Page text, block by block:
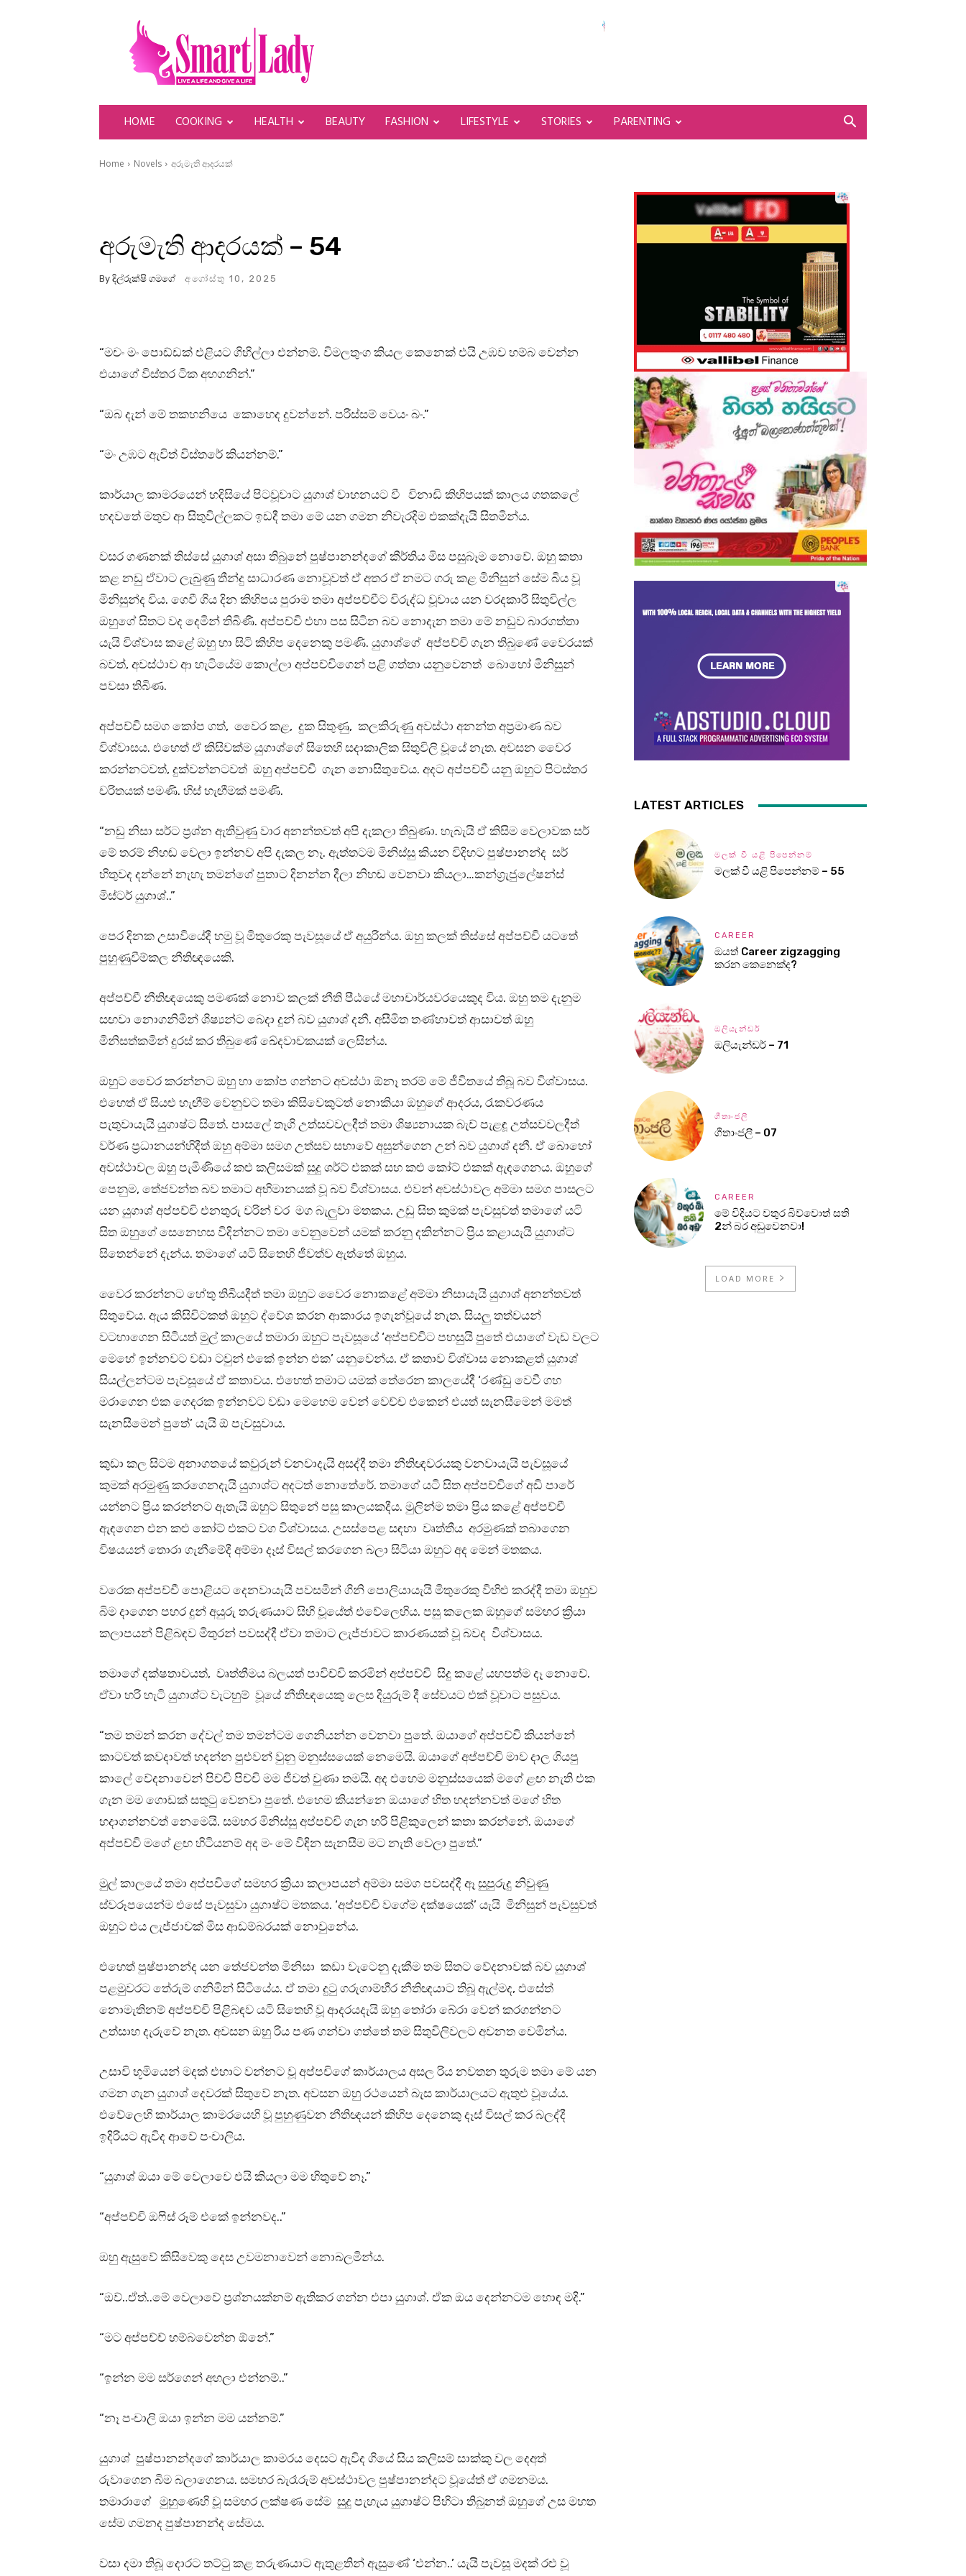
SmartLady
HOME COOKING HEALTH BEAUTY FASHION LIFESTYLE STORIES PARENTING
Home Novels අරුමැති ආදරයක්
අරුමැති ආදරයක් – 54
By දිල්රුක්ෂි ගමගේ අගෝස්තු 10, 2025
“මචං මං පොඩ්ඩක් එළියට ගිහිල්ලා එන්නම්. විමලතුංග කියල කෙනෙක් එයි උඹව හම්බ වෙන්න
එයාගේ විස්තර ටික අහගනින්.”
“ඔබ දැන් මේ තකහනියෙ කොහෙද දුවන්නේ. පරිස්සම් වෙයං බං.”
“මං උඹට ඇවිත් විස්තරේ කියන්නම්.”
කාර්යාල කාමරයෙන් හදිසියේ පිටවූවාට යුගාශ් වාහනයට වී විනාඩි කිහිපයක් කාලය ගතකලේ
හදවතේ මතුව ආ සිතුවිල්ලකට ඉඩදී තමා මේ යන ගමන නිවැරදිම එකක්දැයි සිතමින්ය.
වසර ගණනක් තිස්සේ යුගාශ් අසා තිබුනේ පුෂ්පානන්දගේ කීර්තිය මිස පසුබෑම නොවේ. ඔහු කතා
කළ නඩු ඒවාට ලැබුණු තීන්දු සාධාරණ නොවූවත් ඒ අතර ඒ නමට ගරු කළ මිනිසුන් සේම බිය වූ
මිනිසුන්ද විය. ගෙවී ගිය දින කිහිපය පුරාම තමා අප්පච්චීට විරුද්ධ වූවාය යන වරදකාරී සිතුවිල්ල
ඔහුගේ සිතට වද දෙමින් තිබිණි. අප්පච්චි එහා පස සිටින බව නොදැන තමා මේ නඩුව බාරගත්තා
යැයි විශ්වාස කළේ ඔහු හා සිටි කිහිප දෙනෙකු පමණි. යුගාශ්ගේ අප්පච්චි ගැන තිබුණේ වෛරයක්
බවත්, අවස්ථාව ආ හැටියේම කොල්ලා අප්පච්චිගෙන් පළි ගත්තා යනුවෙනත් බොහෝ මිනිසුන්
පවසා තිබිණ.
අප්පච්චි සමග කෝප ගත්, වෛර කළ, දුක සිතුණු, කලකිරුණු අවස්ථා අනන්ත අප්‍රමාණ බව
විශ්වාසය. එහෙත් ඒ කිසිවක්ම යුගාශ්ගේ සිතෙහි සදාකාලික සිතුවිලි වූයේ නැත. අවසන වෛර
කරන්නටවත්, දුක්වන්නටවත් ඔහු අප්පච්චී ගැන නොසිතුවේය. අදට අප්පච්චී යනු ඔහුට පිටස්තර
චරිතයක් පමණි. හිස් හැඟීමක් පමණි.
“නඩු නිසා සර්ට ප්‍රශ්න ඇතිවුණු වාර අනන්තවත් අපි දැකලා තිබුණා. හැබැයි ඒ කිසිම වෙලාවක සර්
මේ තරම් නිහඬ වෙලා ඉන්නව අපි දැකල නෑ. ඇත්තටම මිනිස්සු කියන විදිහට පුෂ්පානන්ද සර්
හිතුවද දන්නේ නැහැ තමන්ගේ පුතාට දිනන්න දීලා නිහඬ වෙනවා කියලා…කන්ග්‍රැජුලේෂන්ස්
මිස්ටර් යුගාශ්..”
පෙර දිනක උසාවියේදී හමු වූ මිතුරෙකු පැවසූයේ ඒ අයුරින්ය. ඔහු කලක් තිස්සේ අප්පච්චි යටතේ
පුහුණුවීම්කල නීතිඥයෙකි.
අප්පච්චී නීතිඥයෙකු පමණක් නොව කලක් නීති පීඨයේ මහාචාර්යවරයෙකුද විය. ඔහු තම දැනුම
සඟවා නොගනිමින් ශිෂ්‍යන්ට බෙදා දුන් බව යුගාශ් දනී. අසීමිත තණ්හාවත් ආසාවත් ඔහු
මිනිසත්කමින් දුරස් කර තිබුණේ ඛේදවාචකයක් ලෙසින්ය.
ඔහුට වෛර කරන්නට ඔහු හා කෝප ගන්නට අවස්ථා ඕනෑ තරම් මේ ජීවිතයේ තිබූ බව විශ්වාසය.
එහෙත් ඒ සියළු හැඟීම් වෙනුවට තමා කිසිවෙකුටත් නොකියා ඔහුගේ ආදරය, රැකවරණය
පැතුවායැයි යුගාෂ්ට සිතේ. පාසලේ තෑගි උත්සවවලදීත් තමා ශිෂ්‍යනායක බැච් පැළඳූ උත්සවවලදීත්
වර්ණ ප්‍රධානයන්හිදීත් ඔහු අම්මා සමග උත්සව සභාවේ අසුන්ගෙන උන් බව යුගාශ් දනී. ඒ බොහෝ
අවස්ථාවල ඔහු පැමිණියේ කළු කලිසමක් සුදු ශර්ට් එකක් සහ කළු කෝට් එකක් ඇඳගෙනය. ඔහුගේ
පෙනුම, තේජවන්ත බව තමාට අභිමානයක් වූ බව විශ්වාසය. එවන් අවස්ථාවල අම්මා සමග පාසලට
යන යුගාශ් අප්පච්චි එනතුරු වරින් වර මග බැලුවා මතකය. උඩු සිත කුමක් පැවසුවත් තමාගේ යටි
සිත ඔහුගේ සෙනෙහස විදින්නට තමා වෙනුවෙන් යමක් කරනු දකින්නට ප්‍රිය කළායැයි යුගාශ්ට
සිතෙන්නේ දැන්ය. තමාගේ යටි සිතෙහි ජීවත්ව ඇත්තේ ඔහුය.
වෛර කරන්නට හේතු තිබියදීත් තමා ඔහුට වෛර නොකළේ අම්මා නිසායැයි යුගාශ් අනන්තවත්
සිතුවේය. ඇය කිසිවිටකත් ඔහුට ද්වේශ කරන ආකාරය ඉගැන්වූයේ නැත. සියලු තත්වයන්
වටහාගෙන සිටියත් මුල් කාලයේ තමාරා ඔහුට පැවසූයේ ‘අප්පච්චිට පහසුයි පුතේ එයාගේ වැඩ වලට
මෙහේ ඉන්නවට වඩා ටවුන් එකේ ඉන්න එක’ යනුවෙන්ය. ඒ කතාව විශ්වාස නොකළත් යුගාශ්
සියල්ලන්ටම පැවසූයේ ඒ කතාවය. එහෙත් තමාට යමක් තේරෙන කාලයේදී ‘රණ්ඩු වෙවී ගහ
මරාගෙන එක ගෙදරක ඉන්නවට වඩා මෙහෙම වෙන් වෙච්ච එකෙන් එයත් සැනසීමෙන් මමත්
සැනසීමෙන් පුතේ’ යැයි ඕ පැවසුවාය.
කුඩා කල සිටම අනාගතයේ කවුරුන් වනවාදැයි අසද්දී තමා නීතිඥවරයකු වනවායැයි පැවසූයේ
කුමක් අරමුණු කරගෙනදැයි යුගාශ්ට අදටත් නොතේරේ. තමාගේ යටි සිත අප්පච්චිගේ අඩි පාරේ
යන්නට ප්‍රිය කරන්නට ඇතැයි ඔහුට සිතුනේ පසු කාලයකදීය. මුලින්ම තමා ප්‍රිය කළේ අප්පච්චී
ඇඳගෙන එන කළු කෝට් එකට වග විශ්වාසය. උසස්පෙළ සඳහා වෘත්තීය අරමුණක් තබාගෙන
විෂයයන් තොරා ගැනීමේදී අම්මා දෑස් විසල් කරගෙන බලා සිටියා ඔහුට අද මෙන් මතකය.
වරෙක අප්පච්චී පොළියට දෙනවායැයි පවසමින් ගිනි පොලියායැයි මිතුරෙකු විහිළු කරද්දී තමා ඔහුව
බිම දාගෙන පහර දුන් අයුරු තරුණයාට සිහි වූයේත් එවේලෙහිය. පසු කලෙක ඔහුගේ සමහර ක්‍රියා
කලාපයන් පිළිබඳව මිතුරන් පවසද්දී ඒවා තමාට ලැජ්ජාවට කාරණයක් වූ බවද විශ්වාසය.
තමාගේ දක්ෂතාවයත්, වෘත්තීමය බලයත් පාවිච්චි කරමින් අප්පච්චී සිදු කළේ යහපත්ම දෑ නොවේ.
ඒවා හරි හැටි යුගාශ්ට වැටහුම් වූයේ නීතිඥයෙකු ලෙස දියුරුම් දී සේවයට එක් වූවාට පසුවය.
“තම තමන් කරන දේවල් තම තමන්ටම ගෙනියන්න වෙනවා පුතේ. ඔයාගේ අප්පච්චි කියන්නේ
කාටවත් කවදාවත් හදන්න පුළුවන් වුනු මනුස්සයෙක් නෙමෙයි. ඔයාගේ අප්පච්චි මාව දාල ගියපු
කාලේ වේදනාවෙන් පිච්චි පිච්චි මම ජීවත් වුණා තමයි. අද එහෙම මනුස්සයෙක් මගේ ළඟ නැති එක
ගැන මම ගොඩක් සතුටු වෙනවා පුතේ. එහෙම කියන්නෙ ඔයාගේ හිත හදන්නවත් මගේ හිත
හදාගන්නවත් නෙමෙයි. සමහර මිනිස්සු අප්පච්චි ගැන හරි පිළිකුලෙන් කතා කරන්නේ. ඔයාගේ
අප්පච්චි මගේ ළඟ හිටියනම් අද මං මේ විඳින සැනසීම මට නැති වෙලා පුතේ.”
මුල් කාලයේ තමා අප්පචිගේ සමහර ක්‍රියා කලාපයන් අම්මා සමග පවසද්දී ඈ සුපුරුදු නිවුණු
ස්වරූපයෙන්ම එසේ පැවසුවා යුගාෂ්ට මතකය. ‘අප්පච්චි වගේම දක්ෂයෙක්’ යැයි මිනිසුන් පැවසුවත්
ඔහුට එය ලැජ්ජාවක් මිස ආඩම්බරයක් නොවුනේය.
එහෙත් පුෂ්පානන්ද යන තේජවන්ත මිනිසා කඩා වැටෙනු දැකීම තම සිතට වේදනාවක් බව යුගාශ්
පළමුවරට තේරුම් ගනිමින් සිටියේය. ඒ තමා දුටු ගරුගාම්භීර නීතිඥයාට තිබූ ඇල්මද, එසේත්
නොමැතිනම් අප්පච්චි පිළිබඳව යටි සිතෙහි වූ ආදරයදැයි ඔහු තෝරා බේරා වෙන් කරගන්නට
උත්සාහ දැරුවේ නැත. අවසන ඔහු රිය පණ ගන්වා ගත්තේ තම සිතුවිලිවලට අවනත වෙමින්ය.
උසාවි භූමියෙන් මදක් එහාට වන්නට වූ අප්පචිගේ කාර්යාලය අසල රිය නවතන තුරුම තමා මේ යන
ගමන ගැන යුගාශ් දෙවරක් සිතුවේ නැත. අවසන ඔහු රථයෙන් බැස කාර්යාලයට ඇතුළු වූයේය.
එවේලෙහි කාර්යාල කාමරයෙහි වූ පුහුණුවන නීතිඥයන් කිහිප දෙනෙකු දෑස් විසල් කර බලද්දී
ඉදිරියට ඇවිද ආවේ පංචාලිය.
“යුගාශ් ඔයා මේ වෙලාවෙ එයි කියලා මම හිතුවේ නෑ.”
“අප්පච්චි ඔෆිස් රූම් එකේ ඉන්නවද..”
ඔහු ඇසුවේ කිසිවෙකු දෙස උවමනාවෙන් නොබලමින්ය.
“ඔව්..ඒත්..මේ වෙලාවේ ප්‍රශ්නයක්නම් ඇතිකර ගන්න එපා යුගාශ්. ඒක ඔය දෙන්නටම හොඳ මදි.”
“මට අප්පච්ච් හම්බවෙන්න ඕනේ.”
“ඉන්න මම සර්ගෙන් අහලා එන්නම්..”
“නෑ පංචාලි ඔයා ඉන්න මම යන්නම්.”
යුගාශ් පුෂ්පානන්දගේ කාර්යාල කාමරය දෙසට ඇවිද ගියේ සිය කලිසම් සාක්කු වල දෙඅත්
රුවාගෙන බිම බලාගෙනය. සමහර බැරෑරුම් අවස්ථාවල පුෂ්පානන්දට වූයේත් ඒ ගමනමය.
තමාරාගේ මුහුණෙහි වූ සමහර ලක්ෂණ සේම සුදු පැහැය යුගාෂ්ට පිහිටා තිබුනත් ඔහුගේ උස මහත
සේම ගමනද පුෂ්පානන්ද සේමය.
වසා දමා තිබූ දොරට තට්ටු කළ තරුණයාට ඇතුළතින් ඇසුණේ ‘එන්න..’ යැයි පැවසූ මදක් රළු වූ
LATEST ARTICLES
මලක් වී යළි පිපෙන්නම්
මලක් වී යළි පිපෙන්නම් – 55
CAREER
ඔයත් Career zigzagging
කරන කෙනෙක්ද?
ඔලියැන්ඩර්
ඔලියැන්ඩර් – 71
ගීතාංජලී
ගීතාංජලී – 07
CAREER
මේ විදියට වතුර බිව්වොත් සති
2න් බර අඩුවෙනවා!
LOAD MORE